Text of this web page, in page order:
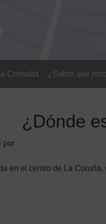
La Consulta ¿Sobre que
¿Dónde
por
en el centro de La